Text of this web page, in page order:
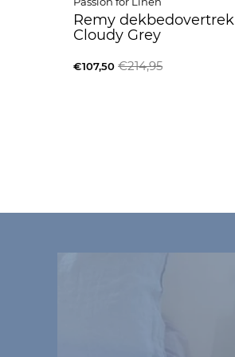
Remy dekbedovertrek
Cloudy Grey
€107,50 €214,95